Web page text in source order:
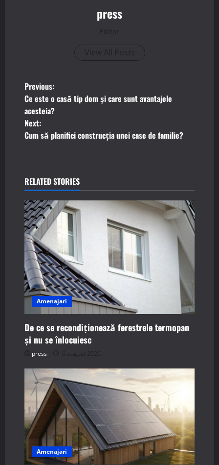
press
Editor
View All Posts
P
o
s
a
v
i
g
a
t
i
o
n
Previous:
Ce este o casă tip dom și care sunt avantajele
acesteia?
Next:
Cum să planifici construcția unei case de familie?
RELATED STORIES
Amenajari
De ce se recondiționează ferestrele termopan
și nu se înlocuiesc
press 6 august 2026
Amenajari